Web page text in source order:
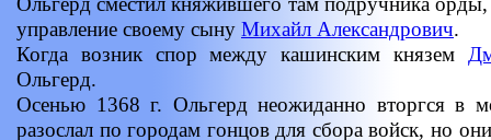
управление своему сыну Михайл Александрович.
Когда возник спор между кашинским князем
Ольгерд.
Осенью 1368 г. Ольгерд неожиданно вторгся в
разослал по городам гонцов для сбора войск, но